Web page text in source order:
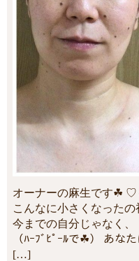
オーナーの麻生です☘
こんなに小さくなったの
今までの自分じゃなく
（ﾊｰﾌﾞﾋﾟｰﾙで☘） あな
[…]